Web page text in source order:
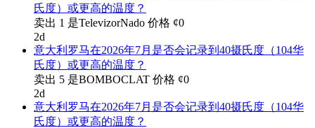
氏度）或更高的温度？
卖出 1 是TelevizorNado 价格 ¢0
2d
意大利罗马在2026年7月是否会记录到40摄氏度（104华
氏度）或更高的温度？
卖出 5 是BOMBOCLAT 价格 ¢0
2d
意大利罗马在2026年7月是否会记录到40摄氏度（104华
氏度）或更高的温度？